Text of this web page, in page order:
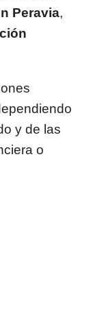
Peravia,
y de las
o